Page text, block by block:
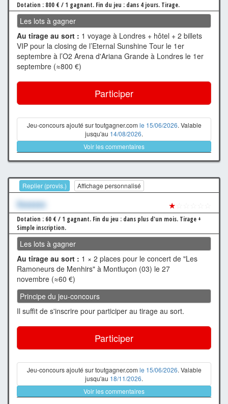
Dotation : 800 € / 1 gagnant. Fin du jeu : dans 4 jours. Tirage.
Les lots à gagner
Au tirage au sort : 1 voyage à Londres + hôtel + 2 billets
VIP pour la closing de l’Eternal Sunshine Tour le 1er
septembre à l’O2 Arena d'Ariana Grande à Londres le 1er
septembre (≈800 €)
Participer
Jeu-concours ajouté sur toutgagner.com le 15/06/2026. Valable
jusqu'au 14/08/2026.
Voir les commentaires
Replier (provis.) Affichage personnalisé
Xxxxxxx ★
Dotation : 60 € / 1 gagnant. Fin du jeu : dans plus d'un mois. Tirage +
Simple inscription.
Les lots à gagner
Au tirage au sort : 1 × 2 places pour le concert de "Les
Ramoneurs de Menhirs" à Montluçon (03) le 27
novembre (≈60 €)
Principe du jeu-concours
Il suffit de s'inscrire pour participer au tirage au sort.
Participer
Jeu-concours ajouté sur toutgagner.com le 15/06/2026. Valable
jusqu'au 18/11/2026.
Voir les commentaires